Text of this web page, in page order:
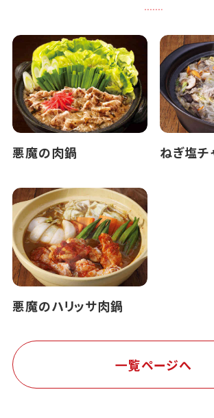
悪魔の肉鍋 ねぎ塩チ
悪魔のハリッサ肉鍋
一覧ページへ